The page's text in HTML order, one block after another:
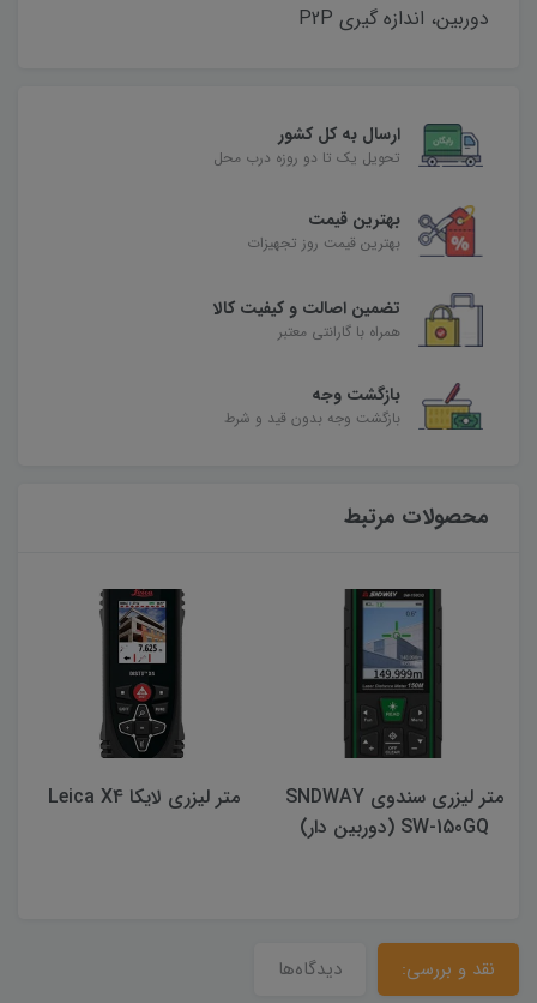
دوربین، اندازه گیری P2P
ارسال به کل کشور
تحویل یک تا دو روزه درب محل
بهترین قیمت
بهترین قیمت روز تجهیزات
تضمین اصالت و کیفیت کالا
همراه با گارانتی معتبر
بازگشت وجه
بازگشت وجه بدون قید و شرط
محصولات مرتبط
متر لیزری لایکا Leica X4
متر لیزری سندوی مدل SW-
نقد و بررسی: دیدگاه‌ها